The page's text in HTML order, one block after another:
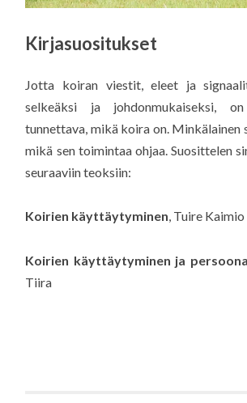
Kirjasuositukset
Jotta koiran viestit, eleet ja
selkeäksi ja johdonmukaiseksi,
tunnettava, mikä koira on. Minkälainen
mikä sen toimintaa ohjaa. Suosittelen
seuraaviin teoksiin:
Koirien käyttäytyminen, Tuire Kaimio
Koirien käyttäytyminen ja
Tiira